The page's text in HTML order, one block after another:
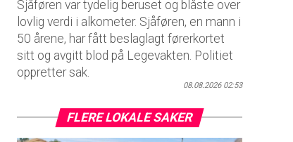
Sjåføren var tydelig beruset og blåste over
lovlig verdi i alkometer. Sjåføren, en mann i
50 årene, har fått beslaglagt førerkortet
sitt og avgitt blod på Legevakten. Politiet
oppretter sak.
08.08.2026 02:53
FLERE LOKALE SAKER